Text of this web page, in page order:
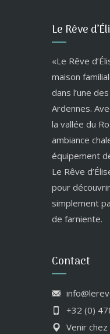
Le Rêve
«Le Rêve
maison
dans l’une
Ardennes.
la vallée du
ambiance
équipement
Le Rêve
pour
simplement
de farniente.
Contact
+32 (0)
Venir